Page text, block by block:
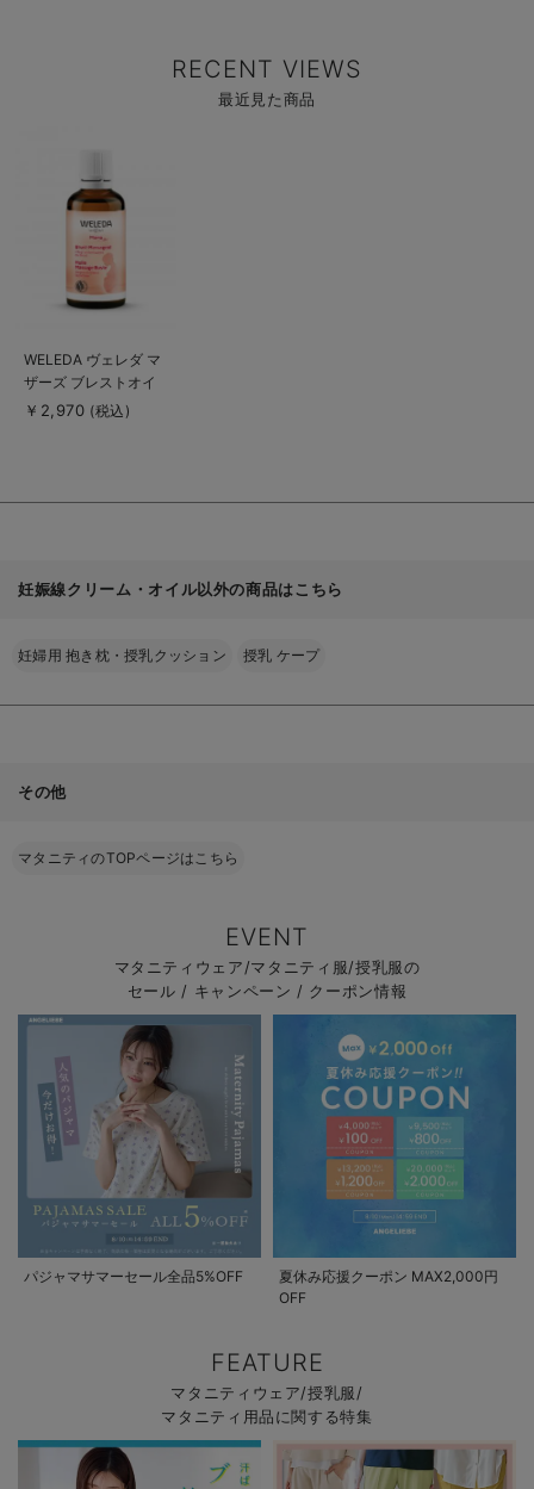
RECENT VIEWS
最近見た商品
商
品
詳
を
WELEDA ヴェレダ マ
ザーズ ブレストオイ
ル 正規品
￥2,970 (税込)
妊娠線クリーム・オイル以外の商品はこちら
妊婦用 抱き枕・授乳クッション 授乳 ケープ
その他
マタニティのTOPページはこちら
EVENT
マタニティウェア/マタニティ服/授乳服の
セール / キャンペーン / クーポン情報
パジャマサマーセール全品5%OFF
夏休み応援クーポン MAX2,000円
OFF
FEATURE
マタニティウェア/授乳服/
マタニティ用品に関する特集